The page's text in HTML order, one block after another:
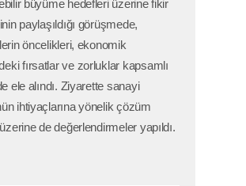
büyüme hedefleri üzerine fikir
paylaşıldığı görüşmede,
öncelikleri, ekonomik
fırsatlar ve zorluklar kapsamlı
ele alındı. Ziyarette sanayi
ihtiyaçlarına yönelik çözüm
de değerlendirmeler yapıldı.